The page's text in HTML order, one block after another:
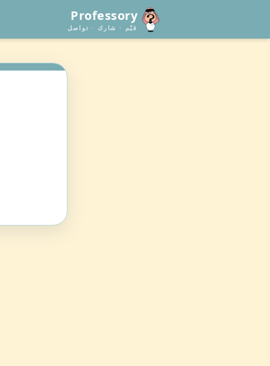
Professory
قيّم · شارك · تواصل